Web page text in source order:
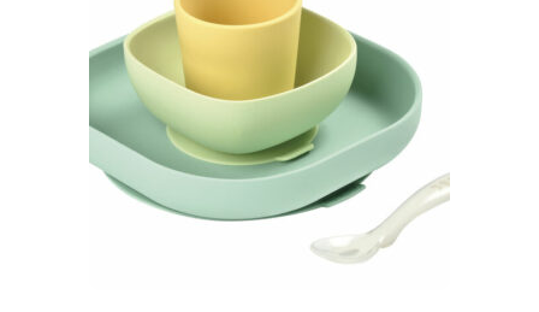
Ajouter au panier